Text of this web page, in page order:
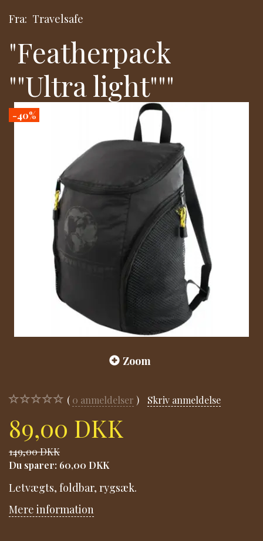
Fra: Travelsafe
"Featherpack
""Ultra light"""
-40%
Zoom
0 anmeldelser Skriv anmeldelse
89,00 DKK
149,00 DKK
Du sparer: 60,00 DKK
Letvægts, foldbar, rygsæk.
Mere information